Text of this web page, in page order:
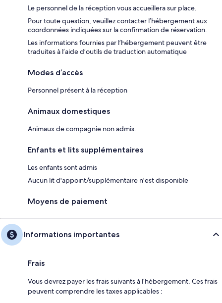
Le personnel de la réception vous accueillera sur place.
Pour toute question, veuillez contacter l’hébergement aux
coordonnées indiquées sur la confirmation de réservation.
Les informations fournies par l’hébergement peuvent être
traduites à l’aide d’outils de traduction automatique
Modes d’accès
Personnel présent à la réception
Animaux domestiques
Animaux de compagnie non admis.
Enfants et lits supplémentaires
Les enfants sont admis
Aucun lit d'appoint/supplémentaire n'est disponible
Moyens de paiement
Informations importantes
Frais
Vous devrez payer les frais suivants à l’hébergement. Ces frais
peuvent comprendre les taxes applicables :